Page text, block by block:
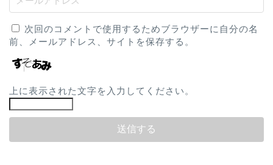
次回のコメントで使用するためブラウザーに自分の名
前、メールアドレス、サイトを保存する。
上に表示された文字を入力してください。